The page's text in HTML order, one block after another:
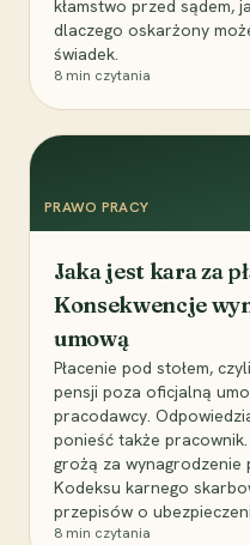
kłamstwo przed sądem,
dlaczego oskarżony
świadek.
8 min czytania
PRAWO PRACY
Jaka jest kara za
Konsekwencje
umową
Płacenie pod stołem,
pensji poza oficjalną
pracodawcy.
ponieść także
grożą za wynagrodzenie
Kodeksu karnego
przepisów o
8 min czytania